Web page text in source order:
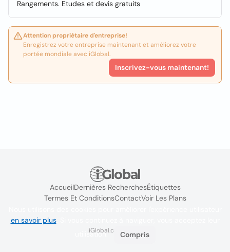
Rangements. Etudes et devis gratuits
Attention propriétaire d'entreprise!
Enregistrez votre entreprise maintenant et améliorez votre
portée mondiale avec iGlobal.
Inscrivez-vous maintenant!
AccueilDernières RecherchesÉtiquettes
Termes Et ConditionsContactVoir Les Plans
iGlobal.co @ 2024
en savoir plus. Si vous continuez à naviguer, vous acceptez leur
utilisation.
Compris